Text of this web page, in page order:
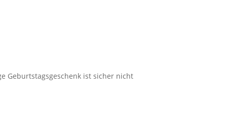
Geburtstagsgeschenk ist sicher nicht